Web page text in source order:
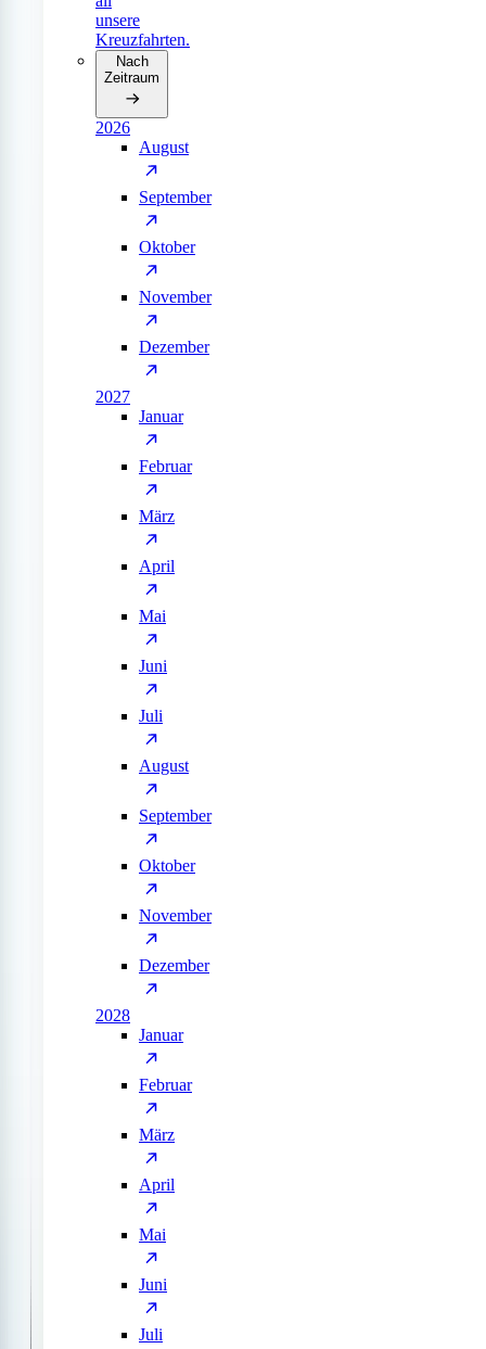
unsere
Kreuzfahrten.
Nach
Zeitraum
2026
August
September
Oktober
November
Dezember
2027
Januar
Februar
März
April
Mai
Juni
Juli
August
September
Oktober
November
Dezember
2028
Januar
Februar
März
April
Mai
Juni
Juli